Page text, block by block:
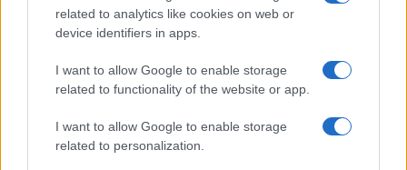
related to analytics like cookies on web or
device identifiers in apps.
I want to allow Google to enable storage
related to functionality of the website or app.
I want to allow Google to enable storage
related to personalization.
Auto a noleggio a Cortina d’Ampezzo: soluzioni
pratiche e prezzi chiari
Camminare in montagna con i figli: percorsi adatti e
cosa mettere nello zaino
Kleinwalsertal